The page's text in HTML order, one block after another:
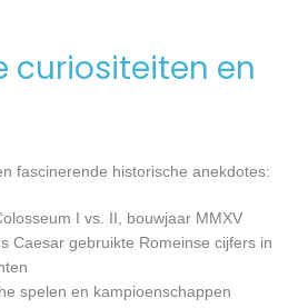
curiositeiten en
fascinerende historische anekdotes:
I vs. II, bouwjaar MMXV
Caesar gebruikte Romeinse cijfers in
spelen en kampioenschappen